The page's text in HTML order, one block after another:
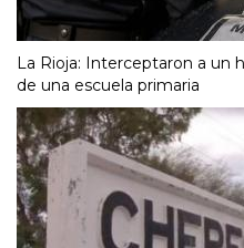
La Rioja: Interceptaron a un
de una escuela primaria